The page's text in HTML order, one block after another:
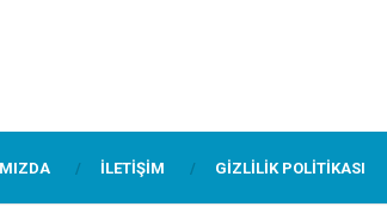
İLETIŞIM GIZLILIK POLITIKASI